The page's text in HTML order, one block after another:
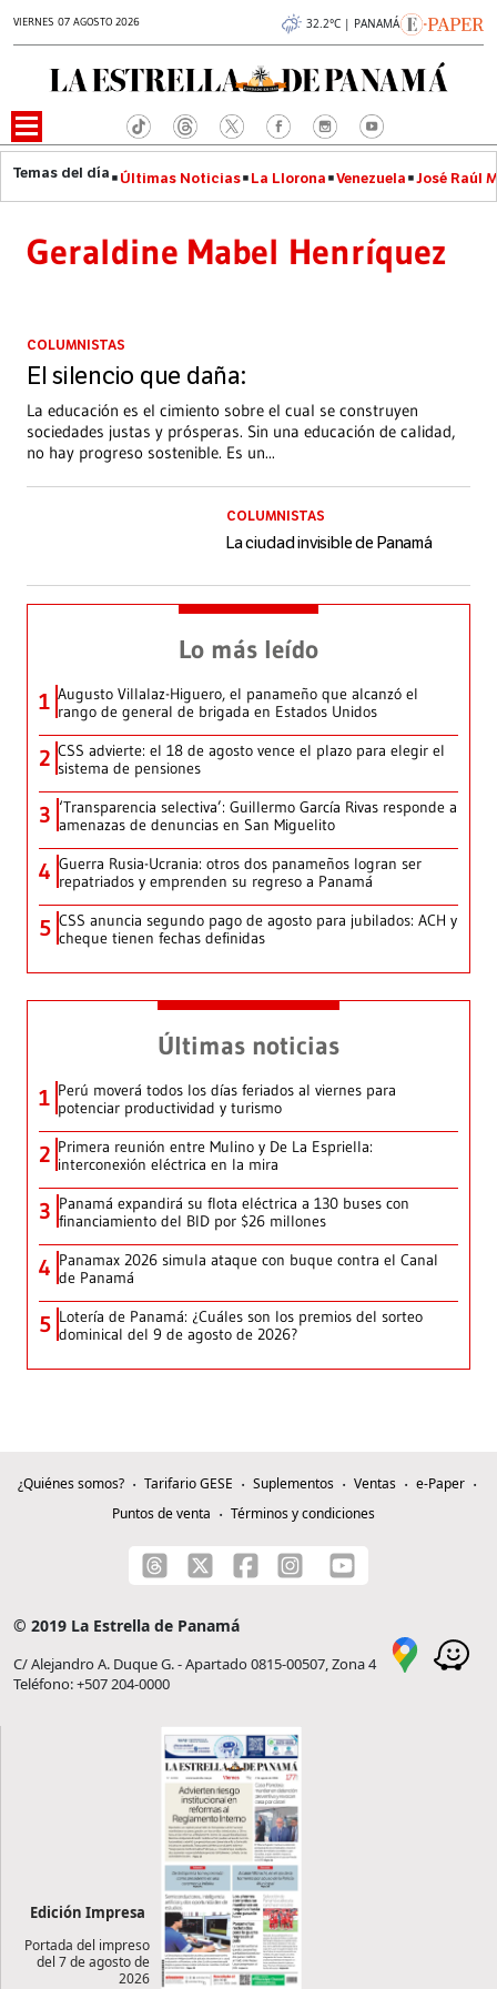
VIERNES 07 AGOSTO 2026 32.2°C | PANAMÁ
Últimas Noticias La Llorona Venezuela José Raúl
Geraldine Mabel Henríquez
COLUMNISTAS
El silencio que daña:
La educación es el cimiento sobre el cual se construyen
sociedades justas y prósperas. Sin una educación de calidad,
no hay progreso sostenible. Es un...
COLUMNISTAS
La ciudad invisible de Panamá
Lo más leído
1 Augusto Villalaz-Higuero, el panameño que alcanzó el
rango de general de brigada en Estados Unidos
2 CSS advierte: el 18 de agosto vence el plazo para elegir el
sistema de pensiones
3 ‘Transparencia selectiva’: Guillermo García Rivas responde a
amenazas de denuncias en San Miguelito
4 Guerra Rusia-Ucrania: otros dos panameños logran ser
repatriados y emprenden su regreso a Panamá
5 CSS anuncia segundo pago de agosto para jubilados: ACH y
cheque tienen fechas definidas
Últimas noticias
1 Perú moverá todos los días feriados al viernes para
potenciar productividad y turismo
2 Primera reunión entre Mulino y De La Espriella:
interconexión eléctrica en la mira
3 Panamá expandirá su flota eléctrica a 130 buses con
financiamiento del BID por $26 millones
4 Panamax 2026 simula ataque con buque contra el Canal
de Panamá
5 Lotería de Panamá: ¿Cuáles son los premios del sorteo
dominical del 9 de agosto de 2026?
¿Quiénes somos? Tarifario GESE Suplementos Ventas
e-Paper
Puntos de venta
Términos y condiciones
© 2019 La Estrella de Panamá
C/ Alejandro A. Duque G. - Apartado 0815-00507, Zona 4
Teléfono: +507 204-0000
Edición Impresa
Portada del impreso
del 7 de agosto de
2026